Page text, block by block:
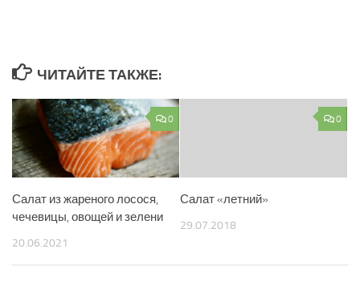
ЧИТАЙТЕ ТАКЖЕ:
0
Салат из жареного лосося,
чечевицы, овощей и зелени
20.06.2021
0
Салат «летний»
29.07.2018